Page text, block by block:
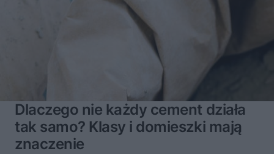
Dlaczego nie każdy cement działa
tak samo? Klasy i domieszki mają
znaczenie